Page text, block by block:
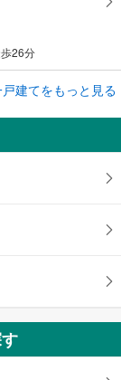
26分
建てをもっと見る